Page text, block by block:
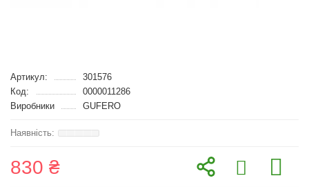
Артикул:
301576
Код:
0000011286
Виробники
GUFERO
830 ₴